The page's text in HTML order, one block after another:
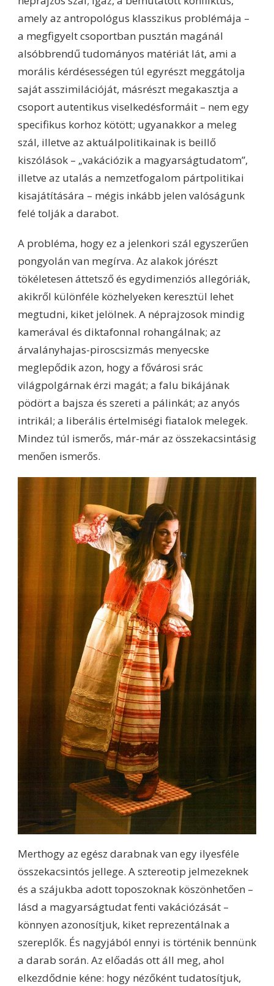
amely az antropológus klasszikus problémája –
a megfigyelt csoportban pusztán magánál
alsóbbrendű tudományos matériát lát, ami a
morális kérdésességen túl egyrészt meggátolja
saját asszimilációját, másrészt megakasztja a
csoport autentikus viselkedésformáit – nem egy
specifikus korhoz kötött; ugyanakkor a meleg
szál, illetve az aktuálpolitikainak is beillő
kiszólások – „vakációzik a magyarságtudatom”,
illetve az utalás a nemzetfogalom pártpolitikai
kisajátítására – mégis inkább jelen valóságunk
felé tolják a darabot.
A probléma, hogy ez a jelenkori szál egyszerűen
pongyolán van megírva. Az alakok jórészt
tökéletesen áttetsző és egydimenziós allegóriák,
akikről különféle közhelyeken keresztül lehet
megtudni, kiket jelölnek. A néprajzosok mindig
kamerával és diktafonnal rohangálnak; az
árvalányhajas-piroscsizmás menyecske
meglepődik azon, hogy a fővárosi srác
világpolgárnak érzi magát; a falu bikájának
pödört a bajsza és szereti a pálinkát; az anyós
intrikál; a liberális értelmiségi fiatalok melegek.
Mindez túl ismerős, már-már az összekacsintásig
menően ismerős.
Merthogy az egész darabnak van egy ilyesféle
összekacsintós jellege. A sztereotip jelmezeknek
és a szájukba adott toposzoknak köszönhetően –
lásd a magyarságtudat fenti vakációzását –
könnyen azonosítjuk, kiket reprezentálnak a
szereplők. És nagyjából ennyi is történik bennünk
a darab során. Az előadás ott áll meg, ahol
elkezdődnie kéne: hogy nézőként tudatosítjuk,